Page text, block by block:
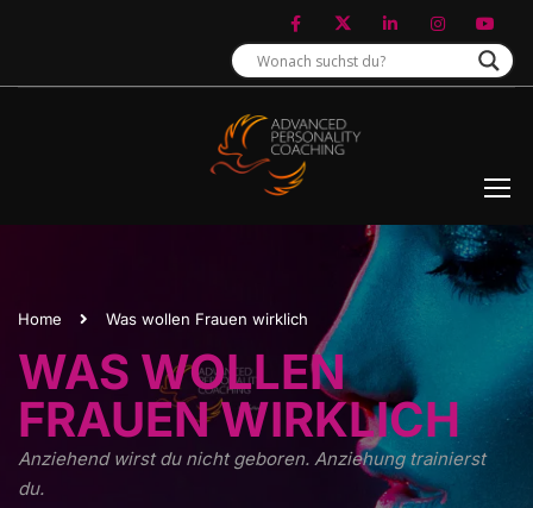
Home Was wollen Frauen wirklich
WAS WOLLEN
FRAUEN WIRKLICH
Anziehend wirst du nicht geboren. Anziehung trainierst
du.